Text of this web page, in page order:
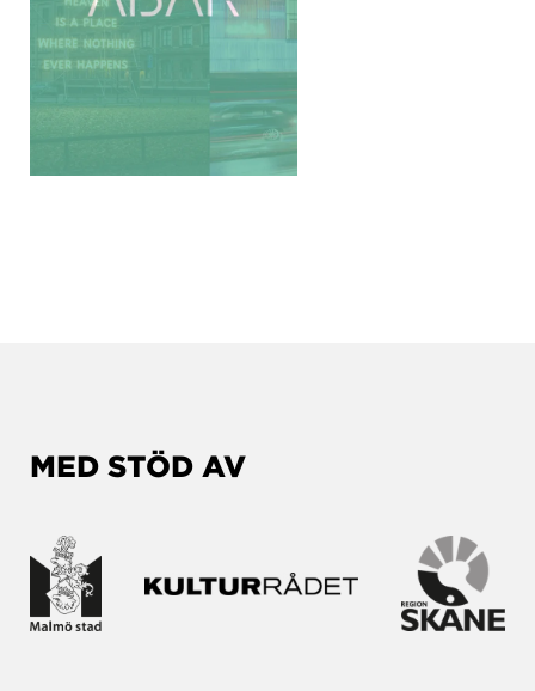
MED STÖD AV